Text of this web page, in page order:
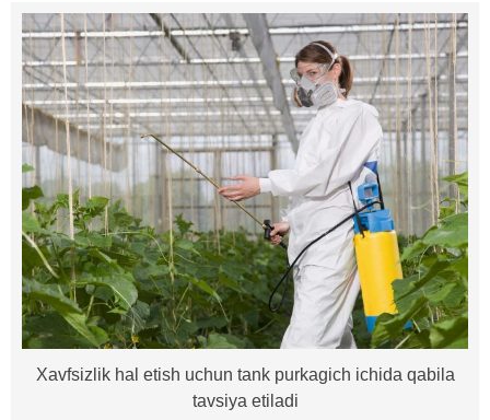
Xavfsizlik hal etish uchun tank purkagich ichida qabila
tavsiya etiladi